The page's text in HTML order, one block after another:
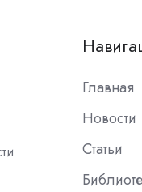
Главная
Новости
Статьи